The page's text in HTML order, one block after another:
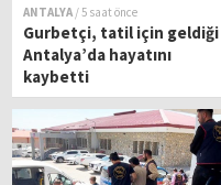
ANTALYA / 5 saat önce
Gurbetçi, tatil için geldiği
Antalya’da hayatını
kaybetti